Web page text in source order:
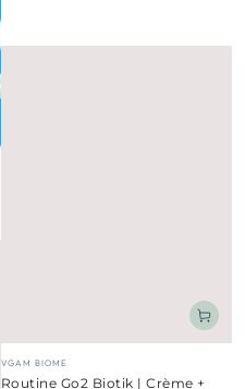
Fournisseur:
VGAM BIOME
Routine Go2 Biotik | Crème +